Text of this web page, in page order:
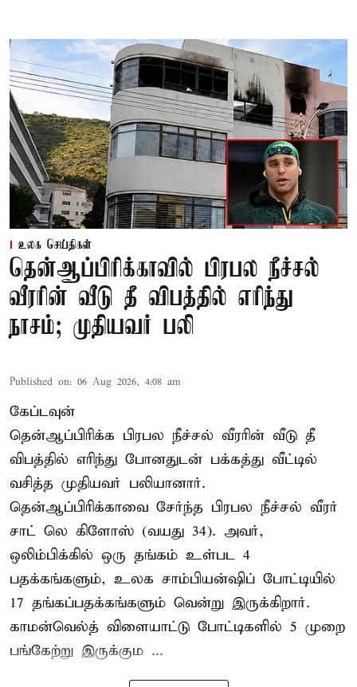
உலக செய்திகள்
தென்ஆப்பிரிக்காவில் பிரபல நீச்சல்
வீரரின் வீடு தீ விபத்தில் எரிந்து
நாசம்; முதியவர் பலி
Published on: 06 Aug 2026, 4:08 am
கேப்டவுன்
தென்ஆப்பிரிக்க பிரபல நீச்சல் வீரரின் வீடு தீ
விபத்தில் எரிந்து போனதுடன் பக்கத்து வீட்டில்
வசித்த முதியவர் பலியானார்.
தென்ஆப்பிரிக்காவை சேர்ந்த பிரபல நீச்சல் வீரர்
சாட் லெ கிளோஸ் (வயது 34). அவர்,
ஒலிம்பிக்கில் ஒரு தங்கம் உள்பட 4
பதக்கங்களும், உலக சாம்பியன்ஷிப் போட்டியில்
17 தங்கப்பதக்கங்களும் வென்று இருக்கிறார்.
காமன்வெல்த் விளையாட்டு போட்டிகளில் 5 முறை
பங்கேற்று இருக்கும ...